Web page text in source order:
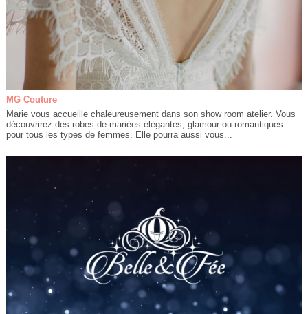
MG Couture
Marie vous accueille chaleureusement dans son show room atelier. Vous
découvrirez des robes de mariées élégantes, glamour ou romantiques
pour tous les types de femmes. Elle pourra aussi vous...